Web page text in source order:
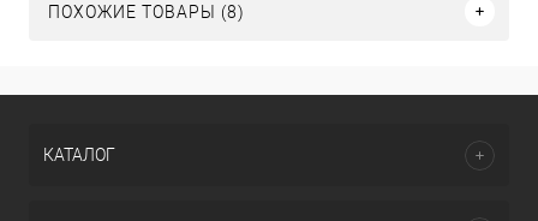
ПОХОЖИЕ ТОВАРЫ (8)
КАТАЛОГ